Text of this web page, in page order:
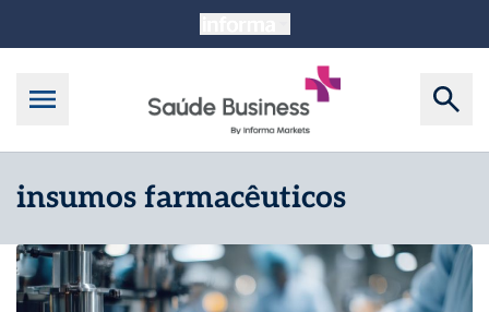
insumos farmacêuticos